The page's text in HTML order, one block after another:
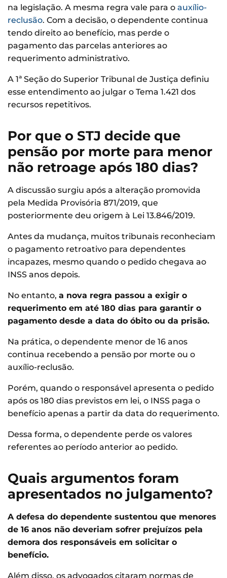
na legislação. A mesma regra vale para o auxílio-
reclusão. Com a decisão, o dependente continua
tendo direito ao benefício, mas perde o
pagamento das parcelas anteriores ao
requerimento administrativo.
A 1ª Seção do Superior Tribunal de Justiça definiu
esse entendimento ao julgar o Tema 1.421 dos
recursos repetitivos.
Por que o STJ decide que
pensão por morte para menor
não retroage após 180 dias?
A discussão surgiu após a alteração promovida
pela Medida Provisória 871/2019, que
posteriormente deu origem à Lei 13.846/2019.
Antes da mudança, muitos tribunais reconheciam
o pagamento retroativo para dependentes
incapazes, mesmo quando o pedido chegava ao
INSS anos depois.
No entanto, a nova regra passou a exigir o
requerimento em até 180 dias para garantir o
pagamento desde a data do óbito ou da prisão.
Na prática, o dependente menor de 16 anos
continua recebendo a pensão por morte ou o
auxílio-reclusão.
Porém, quando o responsável apresenta o pedido
após os 180 dias previstos em lei, o INSS paga o
benefício apenas a partir da data do requerimento.
Dessa forma, o dependente perde os valores
referentes ao período anterior ao pedido.
Quais argumentos foram
apresentados no julgamento?
A defesa do dependente sustentou que menores
de 16 anos não deveriam sofrer prejuízos pela
demora dos responsáveis em solicitar o
benefício.
Além disso, os advogados citaram normas de